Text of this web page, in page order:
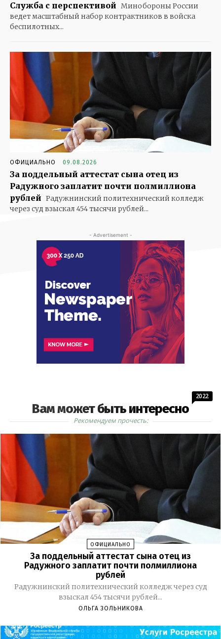
Служба с перспективой Минобороны России
ведет масштабный набор контрактников в войска
беспилотных...
ОФИЦИАЛЬНО 09.08.2026
За поддельный аттестат сына отец из
Радужного заплатит почти полмиллиона
рублей Радужнинский политехнический колледж
через суд взыскал 454 тысячи рублей...
- Advertisement -
Вам может быть интересно
2022
Рекомендуем прочесть:
ОФИЦИАЛЬНО
За поддельный аттестат сына отец из
Радужного заплатит почти полмиллиона
рублей
Радужнинский политехнический колледж через суд
взыскал 454 тысячи рублей...
ОЛЬГА ЗОЛЬНИКОВА